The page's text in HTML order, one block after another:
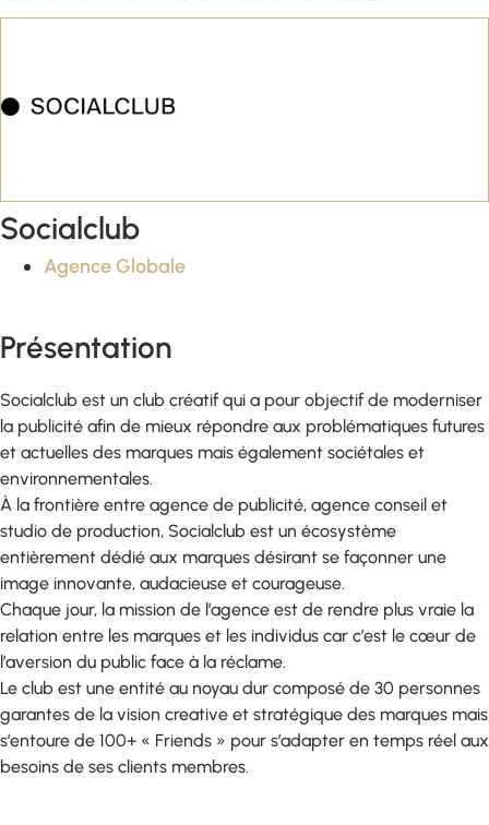
Socialclub
Agence Globale
Présentation
Socialclub est un club créatif qui a pour objectif de moderniser
la publicité afin de mieux répondre aux problématiques futures
et actuelles des marques mais également sociétales et
environnementales.
À la frontière entre agence de publicité, agence conseil et
studio de production, Socialclub est un écosystème
entièrement dédié aux marques désirant se façonner une
image innovante, audacieuse et courageuse.
Chaque jour, la mission de l’agence est de rendre plus vraie la
relation entre les marques et les individus car c’est le cœur de
l’aversion du public face à la réclame.
Le club est une entité au noyau dur composé de 30 personnes
garantes de la vision creative et stratégique des marques mais
s’entoure de 100+ « Friends » pour s’adapter en temps réel aux
besoins de ses clients membres.